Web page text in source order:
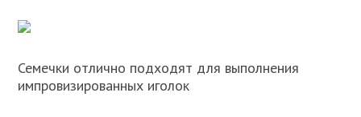
Семечки отлично подходят для выполнения
импровизированных иголок